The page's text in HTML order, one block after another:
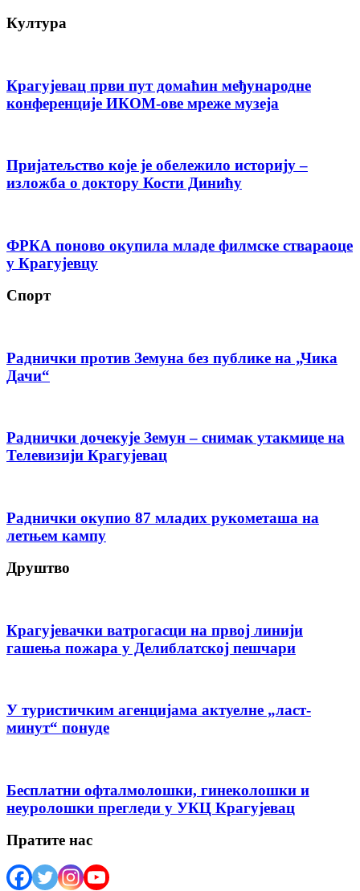
Култура
Крагујевац први пут домаћин међународне
конференције ИКОМ-ове мреже музеја
Пријатељство које је обележило историју –
изложба о доктору Кости Динићу
ФРКА поново окупила младе филмске ствараоце
у Крагујевцу
Спорт
Раднички против Земуна без публике на „Чика
Дачи“
Раднички дочекује Земун – снимак утакмице на
Телевизији Крагујевац
Раднички окупио 87 младих рукометаша на
летњем кампу
Друштво
Крагујевачки ватрогасци на првој линији
гашења пожара у Делиблатској пешчари
У туристичким агенцијама актуелне „ласт-
минут“ понуде
Бесплатни офталмолошки, гинеколошки и
неуролошки прегледи у УКЦ Крагујевац
Пратите нас